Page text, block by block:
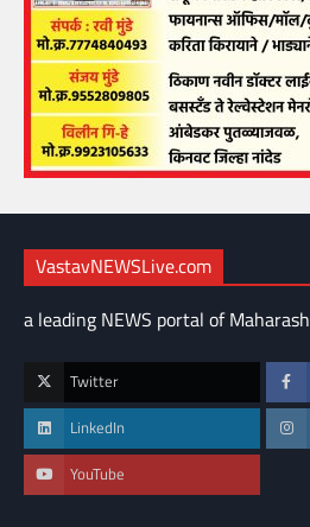
VastavNEWSLive.com
a leading NEWS portal of
Twitter
LinkedIn
YouTube